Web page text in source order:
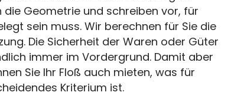
die Geometrie und schreiben vor, für
sein muss. Wir berechnen für Sie die
Die Sicherheit der Waren oder Güter
immer im Vordergrund. Damit aber
Sie Ihr Floß auch mieten, was für
Kriterium ist.